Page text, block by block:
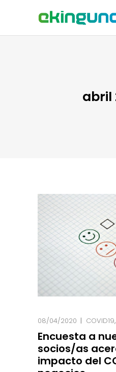
abril
08/04/2020 COVID19,
Encuesta a
socios/as
impacto del